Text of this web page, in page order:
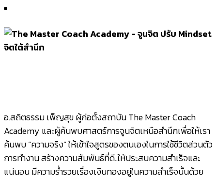
อ.สถิตธรรม เพ็ญสุข ผู้ก่อตั้งสถาบัน The Master Coach
Academy และผู้ค้นพบศาสตร์การจูนจิตเหนือสำนึกเพื่อให้เรา
ค้นพบ “ความจริง” ให้เข้าใจสูตรของตนเองในการใช้ชีวิตส่วนตัว
การทำงาน สร้างความสัมพันธ์ที่ดี..ให้ประสบความสำเร็จและ
แน่นอน มีความร่ำรวยเรื่องเงินทองอยู่ในความสำเร็จนั้นด้วย